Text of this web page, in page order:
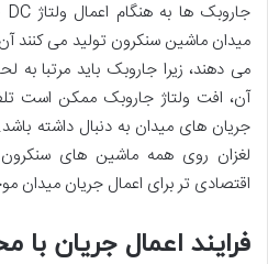
میدان ماشین سنکرون تولید می کنند
می دهند، زیرا جاروبک باید مرتبا
آن، افت ولتاژ جاروبک ممکن است
جریان های میدان به دنبال داشته
لغزان روی همه ماشین های سنکرون
اقتصادی تر برای اعمال جریان میدان
فرایند اعمال جریان